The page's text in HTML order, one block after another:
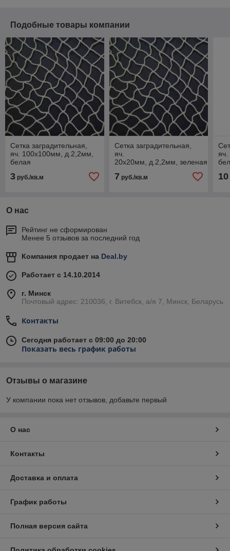
Подобные товары компании
Сетка заградительная,
яч. 100х100мм, д.2,2мм,
белая
3 руб./кв.м
Сетка заградительная,
яч.
20х20мм, д.2,2мм, зеленая /
7 руб./кв.м 10
О нас
Рейтинг не сформирован
Менее 5 отзывов за последний год
Компания продает на Deal.by
Работает с 14.10.2014
г. Минск
Почтовый адрес: 210036, г. Витебск, а/я 7, Минск, Беларусь
Контакты
Сегодня работает с 09:00 до 20:00
Показать весь график работы
Отзывы о магазине
У компании пока нет отзывов, добавьте первый
О нас
Контакты
Доставка и оплата
График работы
Полная версия сайта